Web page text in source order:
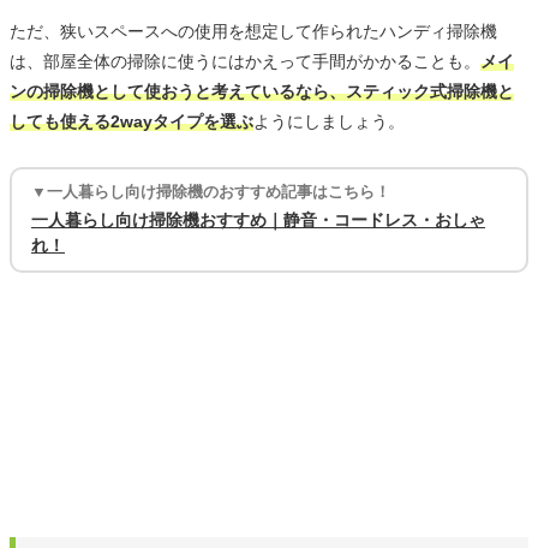
ただ、狭いスペースへの使用を想定して作られたハンディ掃除機
は、部屋全体の掃除に使うにはかえって手間がかかることも。 メイ
ンの掃除機として使おうと考えているなら、スティック式掃除機と
しても使える2wayタイプを選ぶようにしましょう。
▼一人暮らし向け掃除機のおすすめ記事はこちら！
一人暮らし向け掃除機おすすめ｜静音・コードレス・おしゃ
れ！